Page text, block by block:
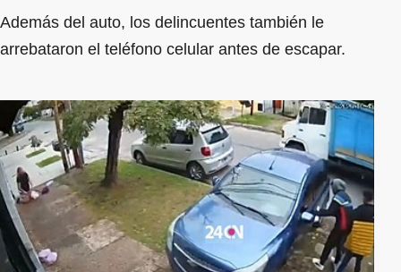
Además del auto, los delincuentes también le
arrebataron el teléfono celular antes de escapar.